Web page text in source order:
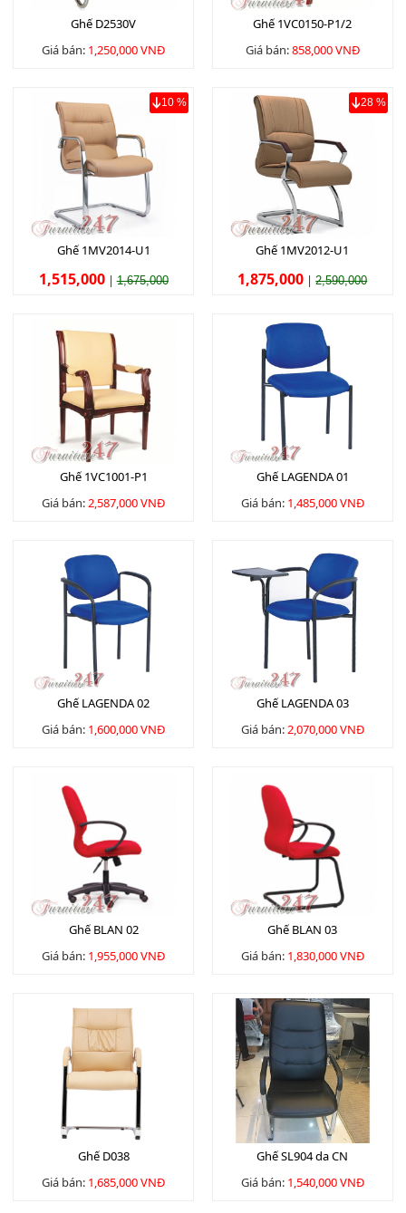
Ghế D2530V
Giá bán: 1,250,000 VNĐ
Ghế 1VC0150-P1/2
Giá bán:858,000 VNĐ
10 %
Ghế 1MV2014-U1
1,515,000|1,675,000
28 %
Ghế 1MV2012-U1
1,875,000 |2,590,000
Ghế 1VC1001-P1
Giá bán:2,587,000 VNĐ
Ghế LAGENDA 01
Giá bán: 1,485,000 VNĐ
Ghế LAGENDA 02
Giá bán: 1,600,000 VNĐ
Ghế LAGENDA 03
Giá bán:2,070,000 VNĐ
Ghế BLAN 02
Giá bán: 1,955,000 VNĐ
Ghế BLAN 03
Giá bán: 1,830,000 VNĐ
Ghế D038
Giá bán: 1,685,000 VNĐ
Ghế SL904 da CN
Giá bán: 1,540,000 VNĐ